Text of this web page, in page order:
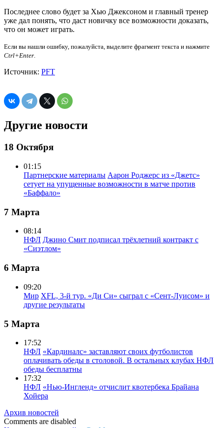
Последнее слово будет за Хью Джексоном и главный тренер
уже дал понять, что даст новичку все возможности доказать,
что он может играть.
Если вы нашли ошибку, пожалуйста, выделите фрагмент текста и нажмите
Ctrl+Enter.
Источник: PFT
Другие новости
18 Октября
01:15
Партнерские материалы Аарон Роджерс из «Джетс»
сетует на упущенные возможности в матче против
«Баффало»
7 Марта
08:14
НФЛ Джино Смит подписал трёхлетний контракт с
«Сиэтлом»
6 Марта
09:20
Мир XFL, 3-й тур. «Ди Си» сыграл с «Сент-Луисом» и
другие результаты
5 Марта
17:52
НФЛ «Кардиналс» заставляют своих футболистов
оплачивать обеды в столовой. В остальных клубах НФЛ
обеды бесплатны
17:32
НФЛ «Нью-Ингленд» отчислит квотербека Брайана
Хойера
Архив новостей
Comments are disabled